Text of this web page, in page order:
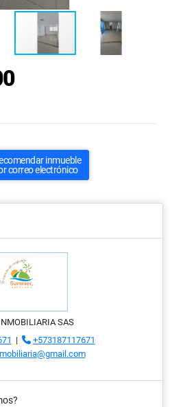
inmueble
correo electrónico
SAS
|
+573187117671